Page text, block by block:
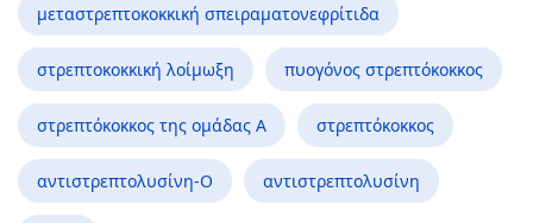
μεταστρεπτοκοκκική σπειραματονεφρίτιδα
στρεπτοκοκκική λοίμωξη πυογόνος στρεπτόκοκκος
στρεπτόκοκκος της ομάδας Α στρεπτόκοκκος
αντιστρεπτολυσίνη-Ο αντιστρεπτολυσίνη